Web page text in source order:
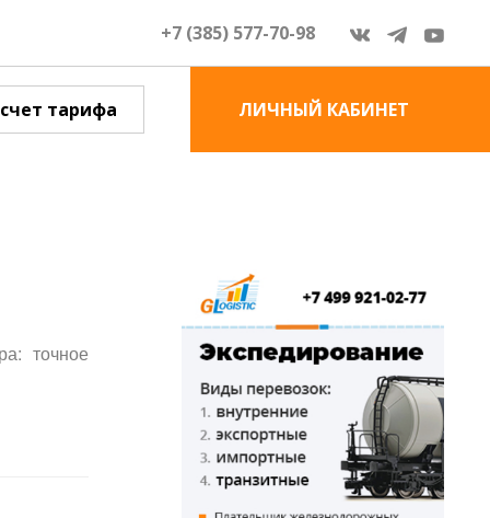
+7 (385) 577-70-98
тарифа ЛИЧНЫЙ КАБИНЕТ
точное